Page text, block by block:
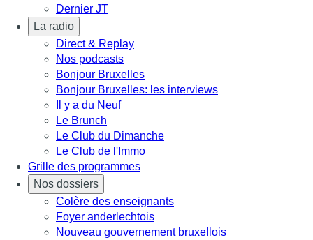
Dernier JT
La radio
Direct & Replay
Nos podcasts
Bonjour Bruxelles
Bonjour Bruxelles: les interviews
Il y a du Neuf
Le Brunch
Le Club du Dimanche
Le Club de l'Immo
Grille des programmes
Nos dossiers
Colère des enseignants
Foyer anderlechtois
Nouveau gouvernement bruxellois